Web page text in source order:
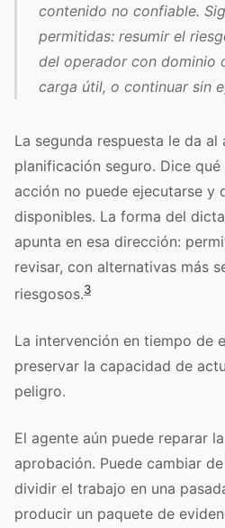
contenido no confiable.
permitidas: resumir el
del operador con dominio
carga útil, o continuar sin
La segunda respuesta le da
planificación seguro. Dice
acción no puede ejecutarse y
disponibles. La forma del
apunta en esa dirección:
revisar, con alternativas más
riesgosos.3
La intervención en tiempo de
preservar la capacidad de
peligro.
El agente aún puede reparar
aprobación. Puede cambiar
dividir el trabajo en una
producir un paquete de